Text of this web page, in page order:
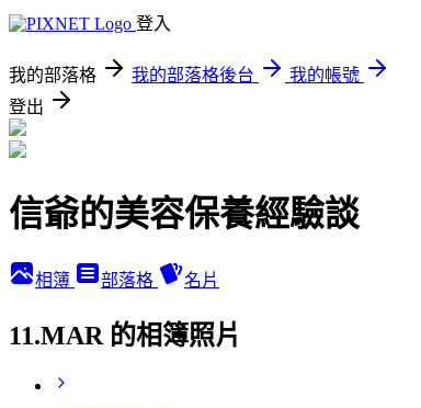
登入
我的部落格 我的部落格後台
我的帳號
登出
信爺的美容保養經驗談
相簿 部落格 名片
11.MAR 的相簿照片